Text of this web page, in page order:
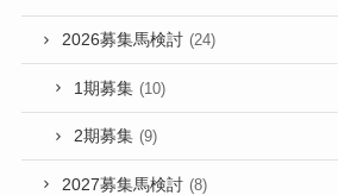
2026募集馬検討 (24)
1期募集 (10)
2期募集 (9)
2027募集馬検討 (8)